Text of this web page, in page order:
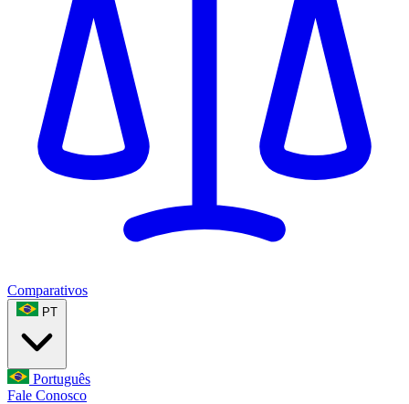
Comparativos
PT
Português
Fale Conosco